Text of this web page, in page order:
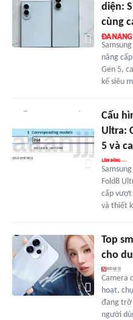
diện:
cùng
nâng
Gen 5,
kế siêu
Cấu
Ultra:
5 và
Fold8
cấp vượt
và thiết
Top
cho
Camera
hoạt,
đang trở
người